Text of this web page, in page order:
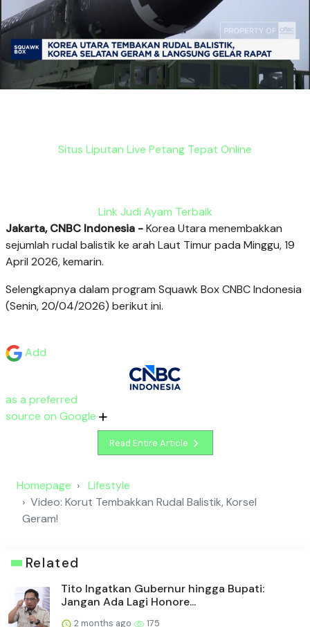
Situs Liputan Live Petang Tepat Online
Link Judi Ayam Terbaik
Jakarta, CNBC Indonesia -Korea Utara menembakkan
sejumlah rudal balistik ke arah Laut Timur pada Minggu, 19
April 2026, kemarin.
Selengkapnya dalam program Squawk Box CNBC Indonesia
(Senin, 20/04/2026) berikut ini.
Add
as a preferred
source on Google
Read Entire Article
Homepage
Lifestyle
Video: Korut Tembakkan Rudal Balistik, Korsel
Geram!
Related
Tito Ingatkan Gubernur hingga Bupati:
Jangan Ada Lagi Honore...
2 months ago 175